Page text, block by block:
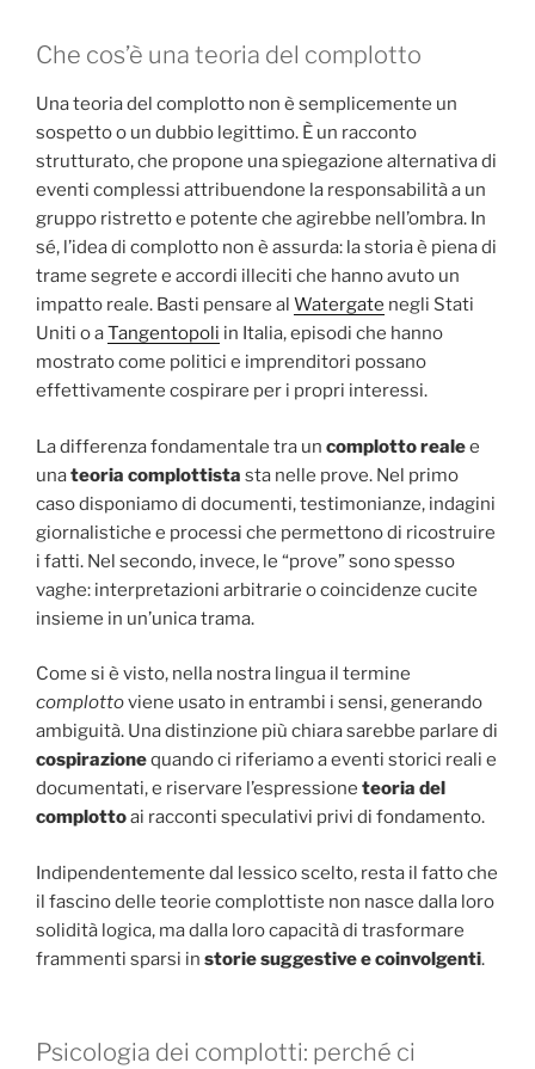
Che cos’è una teoria del complotto
Una teoria del complotto non è semplicemente un
sospetto o un dubbio legittimo. È un racconto
strutturato, che propone una spiegazione alternativa di
eventi complessi attribuendone la responsabilità a un
gruppo ristretto e potente che agirebbe nell’ombra. In
sé, l’idea di complotto non è assurda: la storia è piena di
trame segrete e accordi illeciti che hanno avuto un
impatto reale. Basti pensare al Watergate negli Stati
Uniti o aTangentopoli in Italia, episodi che hanno
mostrato come politici e imprenditori possano
effettivamente cospirare per i propri interessi.
La differenza fondamentale tra un complotto realee
unateoria complottista sta nelle prove. Nel primo
caso disponiamo di documenti, testimonianze, indagini
giornalistiche e processi che permettono di ricostruire
i fatti. Nel secondo, invece, le “prove” sono spesso
vaghe: interpretazioni arbitrarie o coincidenze cucite
insieme in un’unica trama.
Come si è visto, nella nostra lingua il termine
complottoviene usato in entrambi i sensi, generando
ambiguità. Una distinzione più chiara sarebbe parlare di
cospirazionequando ci riferiamo a eventi storici reali e
documentati, e riservare l’espressione teoria del
complottoai racconti speculativi privi di fondamento.
Indipendentemente dal lessico scelto, resta il fatto che
il fascino delle teorie complottiste non nasce dalla loro
solidità logica, ma dalla loro capacità di trasformare
frammenti sparsi in storie suggestive e coinvolgenti.
Psicologia dei complotti: perché ci